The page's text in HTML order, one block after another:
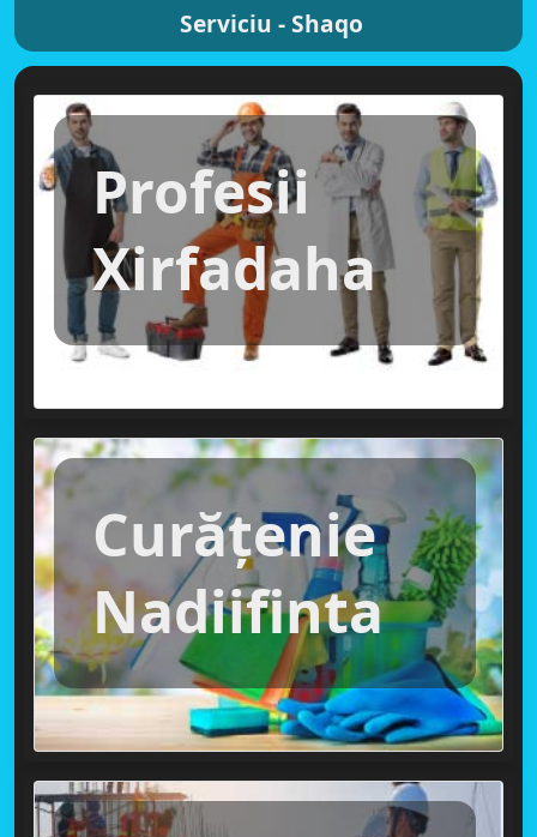
Serviciu - Shaqo
Profesii
Xirfadaha
Curățenie
Nadiifinta